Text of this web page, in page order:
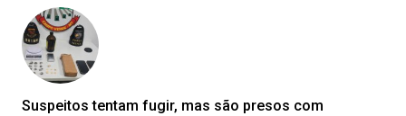
Suspeitos tentam fugir, mas são presos com